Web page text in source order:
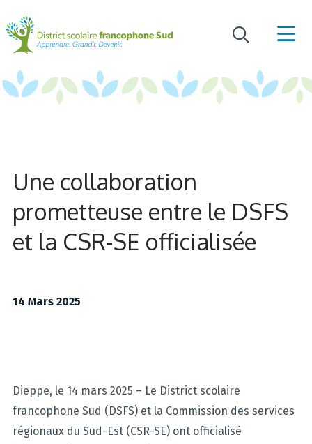
Une collaboration
prometteuse entre le DSFS
et la CSR-SE officialisée
14 Mars 2025
Dieppe, le 14 mars 2025 – Le District scolaire
francophone Sud (DSFS) et la Commission des services
régionaux du Sud-Est (CSR-SE) ont officialisé